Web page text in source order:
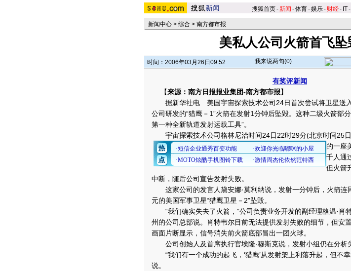
搜狐首页-新闻 -体育-娱乐- 财经- IT-
新闻中心 > 综合 > 南方都市报
美私人公司火箭首飞坠
时间：2006年03月26日09:52 我来说两句(0)
有奖评新闻
【来源：南方日报报业集团-南方都市报】
据新华社电 美国宇宙探索技术公司24日首次尝试将卫星送入
公司研发的“猎鹰－1”火箭在发射1分钟后坠毁。这种二级火箭部
第一种全新轨道发射运载工具”。
宇宙探索技术公司格林尼治时间24日22时29分(北京时间25
的一座
千人通
但火箭
中断，随后公司宣告发射失败。
这家公司的发言人黛安娜·莫利纳说，发射一分钟后，火箭连
元的美国军事卫星“猎鹰卫星－2”坠毁。
“我们确实失去了火箭，”公司负责业务开发的副经理格温·肖
州的公司总部说。肖特韦尔目前无法提供发射失败的细节，但安
画面片断显示，信号消失前火箭底部冒出一团火球。
公司创始人及首席执行官埃隆·穆斯克说，发射小组仍在分析
“我们有一个成功的起飞，‘猎鹰’从发射架上利落升起，但不
说。